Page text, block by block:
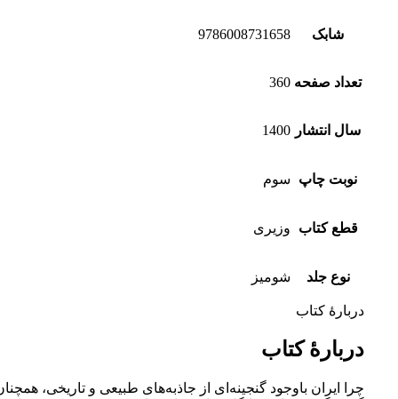
شابک 9786008731658
تعداد صفحه 360
سال انتشار 1400
نوبت چاپ سوم
قطع کتاب وزیری
نوع جلد شومیز
دربارۀ کتاب
دربارۀ کتاب
چرا ایران باوجود گنجینه‌ای از جاذبه‌های طبیعی و تاریخی،